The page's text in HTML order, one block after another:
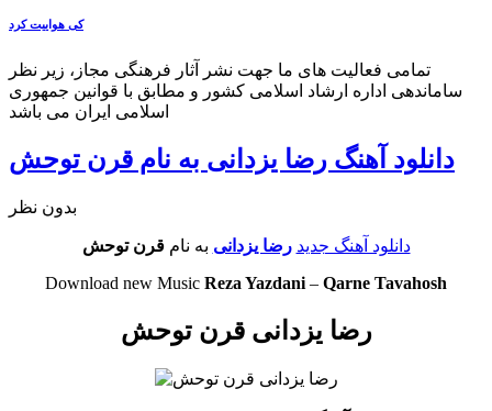
کی هواییت کرد
تمامی فعالیت های ما جهت نشر آثار فرهنگی مجاز، زیر نظر
ساماندهی اداره ارشاد اسلامی کشور و مطابق با قوانین جمهوری
اسلامی ایران می باشد
دانلود آهنگ رضا یزدانی به نام قرن توحش
بدون نظر
دانلود آهنگ جدید رضا یزدانی به نامقرن توحش
Download new Music Reza Yazdani – Qarne Tavahosh
رضا یزدانی قرن توحش